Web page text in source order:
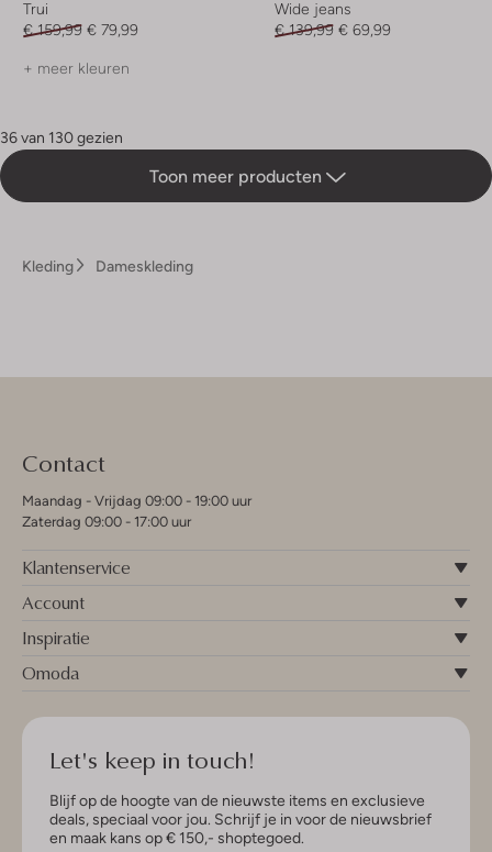
Trui
€ 159,99 € 79,99
+ meer kleuren
Wide jeans
€ 139,99 € 69,99
36 van 130 gezien
Toon meer producten
Kleding Dameskleding
Contact
Maandag - Vrijdag 09:00 - 19:00 uur
Zaterdag 09:00 - 17:00 uur
Klantenservice
Account
Inspiratie
Omoda
Let's keep in touch!
Blijf op de hoogte van de nieuwste items en exclusieve
deals, speciaal voor jou. Schrijf je in voor de nieuwsbrief
en maak kans op € 150,- shoptegoed.